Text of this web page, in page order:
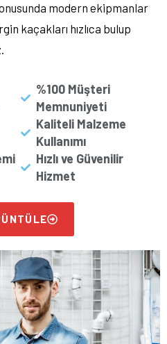
modern ekipmanlar
kaçakları hızlıca bulup
%100 Müşteri
Memnuniyeti
Kaliteli Malzeme
Kullanımı
Hızlı ve Güvenilir
Hizmet